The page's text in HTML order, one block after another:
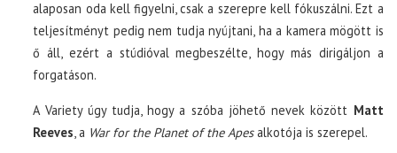
alaposan oda kell figyelni, csak a szerepre kell fókuszálni. Ezt a
teljesítményt pedig nem tudja nyújtani, ha a kamera mögött is
ő áll, ezért a stúdióval megbeszélte, hogy más dirigáljon a
forgatáson.
A Variety úgy tudja, hogy a szóba jöhető nevek között Matt
Reeves, a War for the Planet of the Apesalkotója is szerepel.